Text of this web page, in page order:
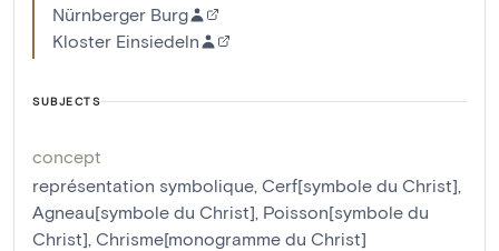
Nürnberger Burg
Kloster Einsiedeln
SUBJECTS
concept
représentation symbolique, Cerf[symbole du Christ],
Agneau[symbole du Christ], Poisson[symbole du
Christ], Chrisme[monogramme du Christ]